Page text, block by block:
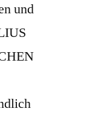
und